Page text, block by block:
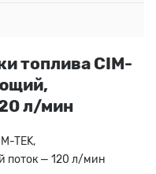
топлива CIM-
л/мин
TEK,
поток — 120 л/мин